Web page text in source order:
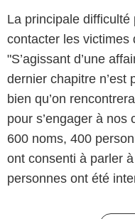
La principale
contacter les victimes
"S’agissant d’une
dernier chapitre n’est
bien qu’on
pour s’engager à
600 noms, 400
ont consenti à parler
personnes ont été